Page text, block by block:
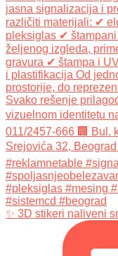
✨ 3D stikeri naliveni